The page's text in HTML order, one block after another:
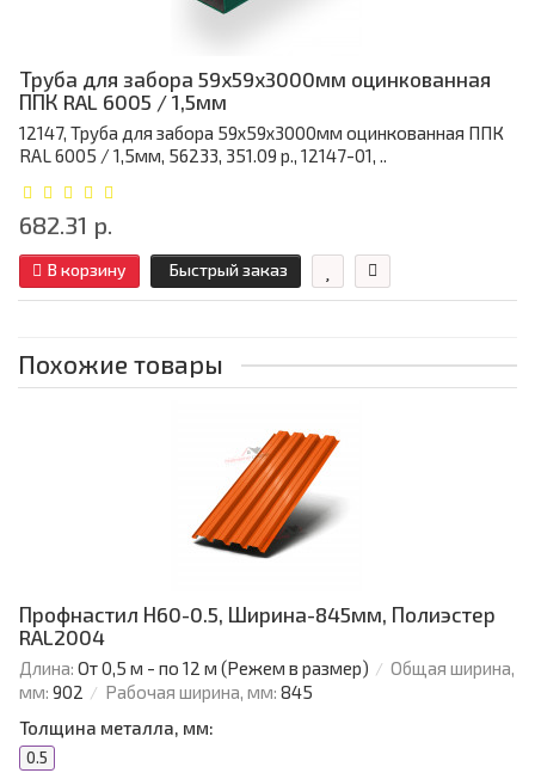
Труба для забора 59х59x3000мм оцинкованная
ППК RAL 6005 / 1,5мм
12147, Труба для забора 59х59x3000мм оцинкованная ППК
RAL 6005 / 1,5мм, 56233, 351.09 р., 12147-01, ..
682.31 р.
В корзину Быстрый заказ
Похожие товары
Профнастил Н60-0.5, Ширина-845мм, Полиэстер
RAL2004
Длина: От 0,5 м - по 12 м (Режем в размер)
Общая ширина,
мм: 902 Рабочая ширина, мм: 845
Толщина металла, мм:
0.5